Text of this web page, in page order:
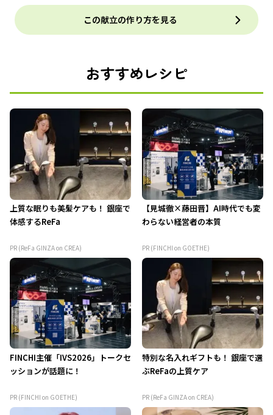
この献立の作り方を見る
おすすめレシピ
上質な眠りも美髪ケアも！ 銀座で
体感するReFa
PR (ReFa GINZA on CREA)
【見城徹×藤田晋】AI時代でも変
わらない経営者の本質
PR (FINCHI on GOETHE)
FINCHI主催「IVS2026」トークセ
ッションが話題に！
PR (FINCHI on GOETHE)
特別な名入れギフトも！ 銀座で選
ぶReFaの上質ケア
PR (ReFa GINZA on CREA)